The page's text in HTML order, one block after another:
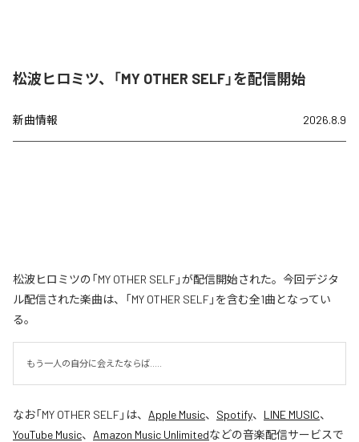
松波ヒロミツ、「MY OTHER SELF」を配信開始
新曲情報 2026.8.9
松波ヒロミツの「MY OTHER SELF」が配信開始された。今回デジタ
ル配信された楽曲は、「MY OTHER SELF」を含む全1曲となってい
る。
もう一人の自分に会えたならば.....
なお「MY OTHER SELF」は、 Apple Music、 Spotify、 LINE MUSIC、
YouTube Music、 Amazon Music Unlimitedなどの音楽配信サービスで